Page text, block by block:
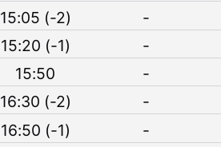
15:05 (-2)
-
15:20 (-1)
-
15:50
-
16:30 (-2)
-
16:50 (-1)
-